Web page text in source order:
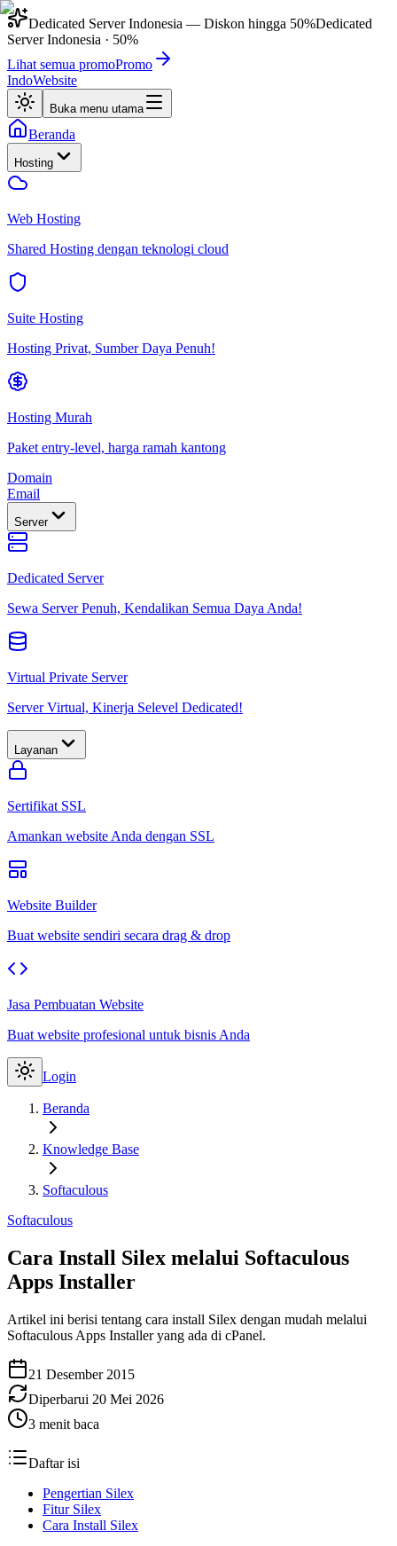
Dedicated Server Indonesia — Diskon hingga 50%Dedicated
Server Indonesia · 50%
Lihat semua promoPromo
IndoWebsite
Buka menu utama
Beranda
Hosting
Web Hosting
Shared Hosting dengan teknologi cloud
Suite Hosting
Hosting Privat, Sumber Daya Penuh!
Hosting Murah
Paket entry-level, harga ramah kantong
Domain
Email
Server
Dedicated Server
Sewa Server Penuh, Kendalikan Semua Daya Anda!
Virtual Private Server
Server Virtual, Kinerja Selevel Dedicated!
Layanan
Sertifikat SSL
Amankan website Anda dengan SSL
Website Builder
Buat website sendiri secara drag & drop
Jasa Pembuatan Website
Buat website profesional untuk bisnis Anda
Login
Beranda
Knowledge Base
Softaculous
Softaculous
Cara Install Silex melalui Softaculous
Apps Installer
Artikel ini berisi tentang cara install Silex dengan mudah melalui
Softaculous Apps Installer yang ada di cPanel.
21 Desember 2015
Diperbarui 20 Mei 2026
3 menit baca
Daftar isi
Pengertian Silex
Fitur Silex
Cara Install Silex